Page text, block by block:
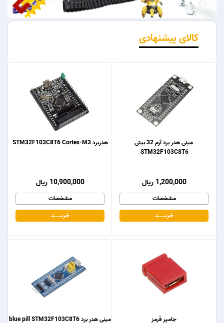
کالای پیشنهادی
هدربرد STM32F103C8T6 Cortex-M3
10,900,000 ریال
مشخصات
خریـــــــد
مینی هدر برد آرم 32 بیتی
STM32F103C8T6
1,200,000 ریال
مشخصات
خریـــــــد
مینی هدر برد blue pill STM32F103C8T6 جامپر قرمز